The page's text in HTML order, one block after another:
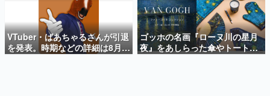
新世代に訊く
これからのデジタルゲーム市場を担う若きクリエイター達
の姿を追い、彼らのルーツと情熱を探っていきます。
て、BPOが議論を交わす
「gamescom」のオープニング
ナイトライブにてディレクター
の浜口直樹氏が登壇する予定
VTuber・ばあちゃるさんが引退
を発表。時期などの詳細は8月9
日15時からの配信で説明
ゴッホの名画『ローヌ川の星月
夜』をあしらった傘やトートバ
ッグなどが登場。8月7日21時よ